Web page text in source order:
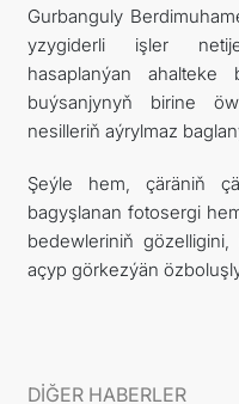
Gurbanguly
yzygiderli işler
hasaplanýan ahalteke
buýsanjynyň birine
nesilleriň aýrylmaz
Şeýle hem, çäräniň
bagyşlanan fotosergi
bedewleriniň
açyp görkezýän
DİĞER HABERLER